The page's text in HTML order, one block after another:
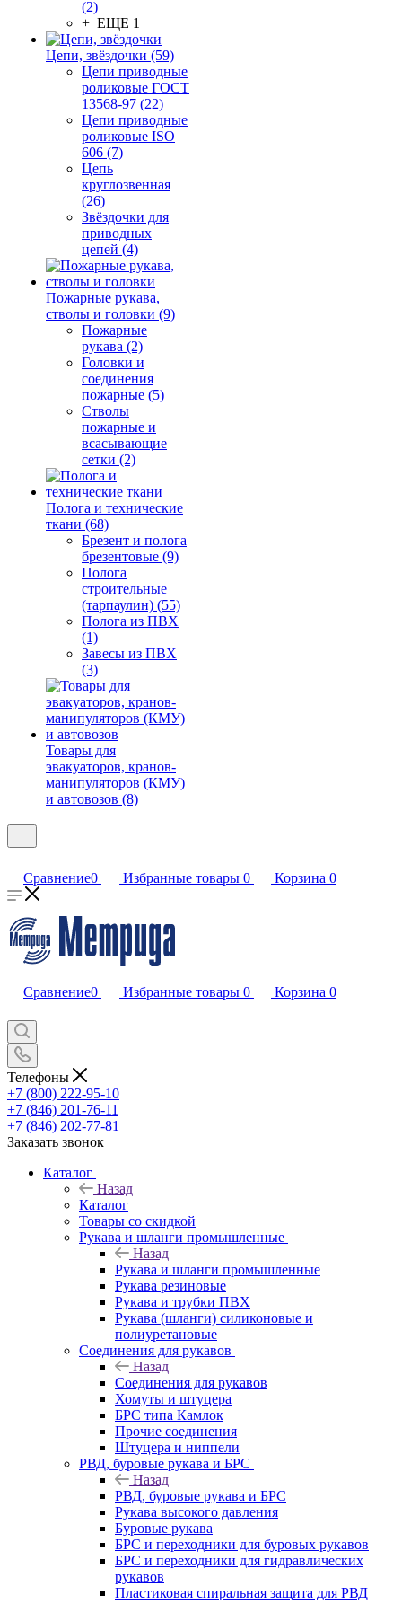
(2)
+ ЕЩЕ 1
Цепи, звёздочки (59)
Цепи приводные
роликовые ГОСТ
13568-97 (22)
Цепи приводные
роликовые ISO
606 (7)
Цепь
круглозвенная
(26)
Звёздочки для
приводных
цепей (4)
Пожарные рукава,
стволы и головки (9)
Пожарные
рукава (2)
Головки и
соединения
пожарные (5)
Стволы
пожарные и
всасывающие
сетки (2)
Полога и технические
ткани (68)
Брезент и полога
брезентовые (9)
Полога
строительные
(тарпаулин) (55)
Полога из ПВХ
(1)
Завесы из ПВХ
(3)
Товары для
эвакуаторов, кранов-
манипуляторов (КМУ)
и автовозов (8)
Сравнение0 Избранные товары 0 Корзина 0
Сравнение0 Избранные товары 0 Корзина 0
Телефоны
+7 (800) 222-95-10
+7 (846) 201-76-11
+7 (846) 202-77-81
Заказать звонок
Каталог
Назад
Каталог
Товары со скидкой
Рукава и шланги промышленные
Назад
Рукава и шланги промышленные
Рукава резиновые
Рукава и трубки ПВХ
Рукава (шланги) силиконовые и
полиуретановые
Соединения для рукавов
Назад
Соединения для рукавов
Хомуты и штуцера
БРС типа Камлок
Прочие соединения
Штуцера и ниппели
РВД, буровые рукава и БРС
Назад
РВД, буровые рукава и БРС
Рукава высокого давления
Буровые рукава
БРС и переходники для буровых рукавов
БРС и переходники для гидравлических
рукавов
Пластиковая спиральная защита для РВД